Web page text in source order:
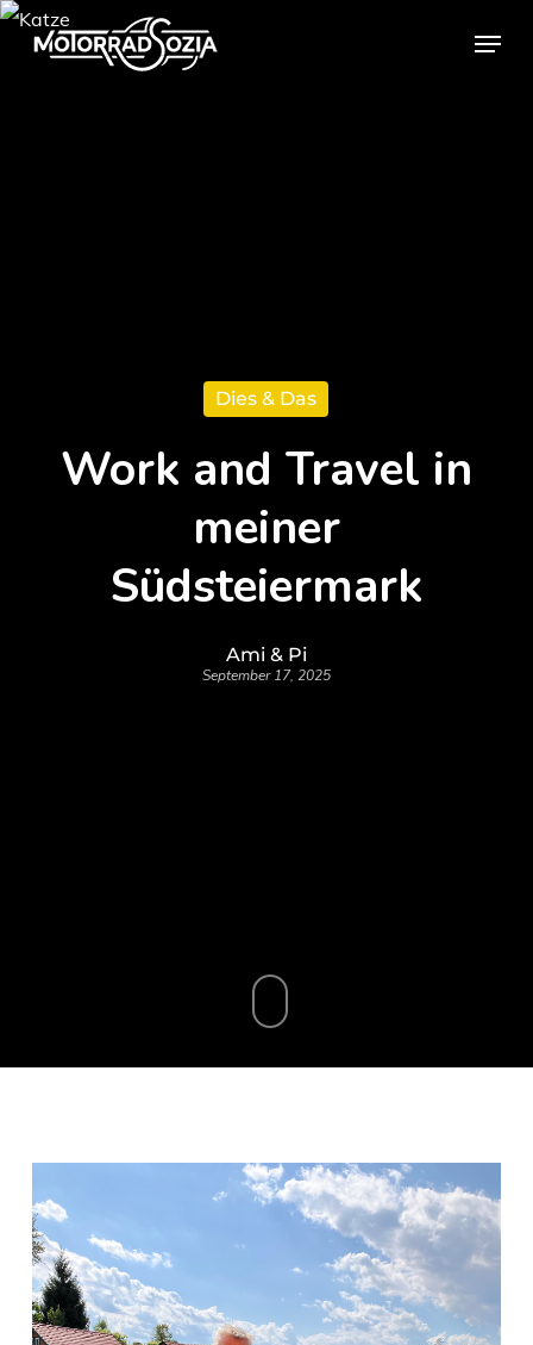
Skip
Menu
Dies & Das
Work and Travel in
meiner
Südsteiermark
Ami & Pi
September 17, 2025